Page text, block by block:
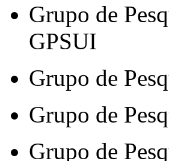
Grupo de
GPSUI
Grupo de
Grupo de
Grupo de